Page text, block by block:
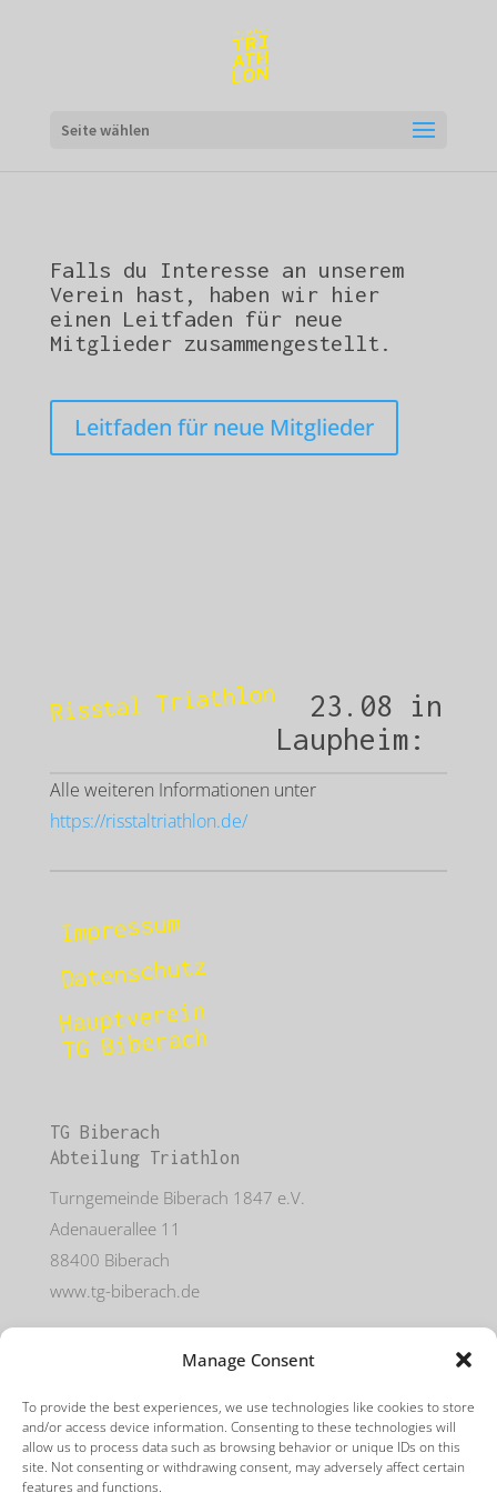
Manage Consent
To provide the best experiences, we use technologies like cookies to store
and/or access device information. Consenting to these technologies will
allow us to process data such as browsing behavior or unique IDs on this
site. Not consenting or withdrawing consent, may adversely affect certain
features and functions.
Seite wählen
Falls du Interesse an unserem
Verein hast, haben wir hier
einen Leitfaden für neue
Mitglieder zusammengestellt.
Leitfaden für neue Mitglieder
Risstal Triathlon 23.08 in
Laupheim:
Alle weiteren Informationen unter
https://risstaltriathlon.de/
Impressum
Datenschutz
Hauptverein
TG Biberach
TG Biberach
Abteilung Triathlon
Turngemeinde Biberach 1847 e.V.
Adenauerallee 11
88400 Biberach
www.tg-biberach.de
Mit freundlicher Unterstützung von